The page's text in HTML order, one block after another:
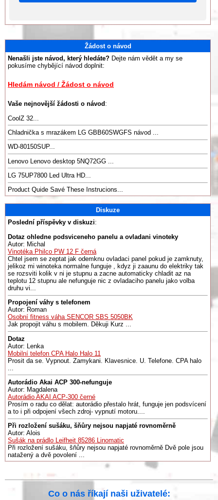
Žádost o návod
Nenašli jste návod, který hledáte? Dejte nám vědět a my se
pokusíme chybějící návod doplnit:
Hledám návod / Žádost o návod
Vaše nejnovější žádosti o návod :
CoolZ 32...
Chladnička s mrazákem LG GBB60SWGFS návod ...
WD-80150SUP...
Lenovo Lenovo desktop 5NQ72GG ...
LG 75UP7800 Led Ultra HD...
Product Quide Savé These Instrucions...
Diskuze
Poslední příspěvky v diskuzi:
Dotaz ohledne podsviceneho panelu a ovladani vinoteky
Autor: Michal
Vinotéka Philco PW 12 F černá
Chtel jsem se zeptat jak odemknu ovladaci panel pokud je zamknuty,
jelikoz mi winoteka normalne funguje , kdyz ji zaaunu do elektriky tak
se rozsviti kolik v ni je stupnu a zacne automaticky chladit az na
teplotu 12 stupnu ale nefunguje nic z ovladaciho panelu jako volba
druhu vi...
Propojení váhy s telefonem
Autor: Roman
Osobní fitness váha SENCOR SBS 5050BK
Jak propojit váhu s mobilem. Děkuji Kurz ...
Dotaz
Autor: Lenka
Mobilní telefon CPA Halo Halo 11
Prosit da se. Vypnout. Zamykani. Klavesnice. U. Telefone. CPA halo
Autorádio Akai ACP 300-nefunguje
Autor: Magdalena
Autorádio AKAI ACP-300 černé
Prosím o radu co dělat: autorádio přestalo hrát, funguje jen podsvícení
a to i při odpojení všech zdroj- vypnutí motoru....
Při rozložení sušáku, šňůry nejsou napjaté rovnoměrně
Autor: Alois
Sušák na prádlo Leifheit 85286 Linomatic
Při rozložení sušáku, šňůry nejsou napjaté rovnoměrně Dvě pole jsou
natažený a dvě povolení ...
Co o nás říkají naši uživatelé: